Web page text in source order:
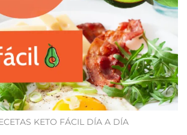
KETO FÁCIL DÍA A DÍA